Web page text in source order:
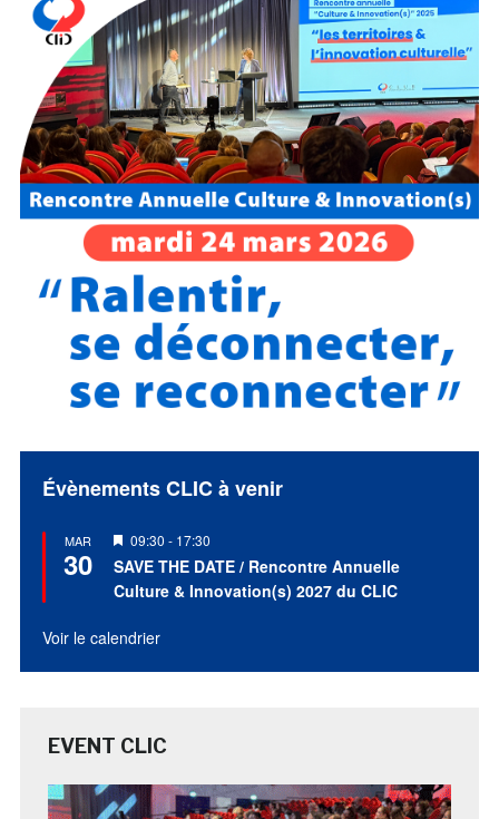
Évènements CLIC à venir
MAR
30
Mis
en
avant
09:30 - 17:30
SAVE THE DATE / Rencontre Annuelle
Culture & Innovation(s) 2027 du CLIC
Voir le calendrier
EVENT CLIC